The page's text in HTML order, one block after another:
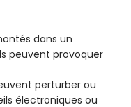
dans un
peuvent provoquer
perturber ou
électroniques ou